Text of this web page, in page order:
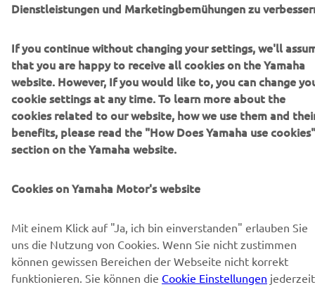
Dienstleistungen und Marketingbemühungen zu
If you continue without changing your settings, we'll
that you are happy to receive all cookies on the Yamaha
website. However, If you would like to, you can change
cookie settings at any time. To learn more about the
cookies related to our website, how we use them and
benefits, please read the "How Does Yamaha use cookies"
section on the Yamaha website.
Cookies on Yamaha Motor's website
Mit einem Klick auf "Ja, ich bin einverstanden" erlauben Sie
uns die Nutzung von Cookies. Wenn Sie nicht zustimmen
können gewissen Bereichen der Webseite nicht korrekt
funktionieren. Sie können die Cookie Einstellungen jederzeit